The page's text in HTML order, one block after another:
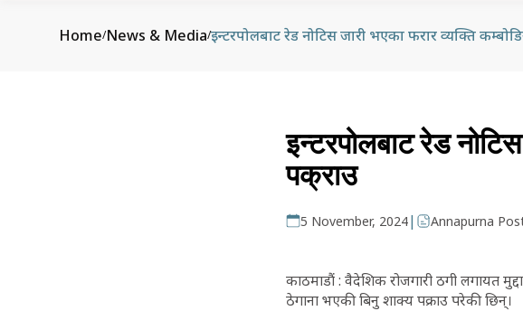
Home/News & Media/इन्टरपोलबाट रेड नोटिस जारी भएका फरार व्यक्ति
इन्टरपोलबाट रेड
पक्राउ
5 November, 2024| Annapurna
काठमाडौं : वैदेशिक रोजगारी ठगी लगायत
ठेगाना भएकी बिनु शाक्य पक्राउ परेकी छिन्।